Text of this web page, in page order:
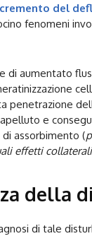
del
fenomeni
di aumentato
penetrazione
e
assorbimento (
effetti
della
di tale